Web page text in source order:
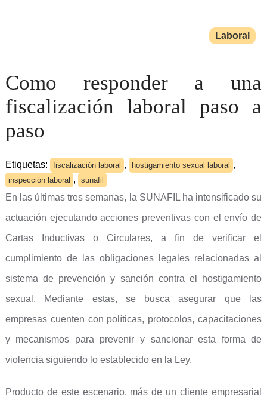
Laboral
Como responder a una
fiscalización laboral paso a
paso
Etiquetas: fiscalización laboral , hostigamiento sexual laboral ,
inspección laboral , sunafil
En las últimas tres semanas, la SUNAFIL ha intensificado su
actuación ejecutando acciones preventivas con el envío de
Cartas Inductivas o Circulares, a fin de verificar el
cumplimiento de las obligaciones legales relacionadas al
sistema de prevención y sanción contra el hostigamiento
sexual. Mediante estas, se busca asegurar que las
empresas cuenten con políticas, protocolos, capacitaciones
y mecanismos para prevenir y sancionar esta forma de
violencia siguiendo lo establecido en la Ley.
Producto de este escenario, más de un cliente empresarial